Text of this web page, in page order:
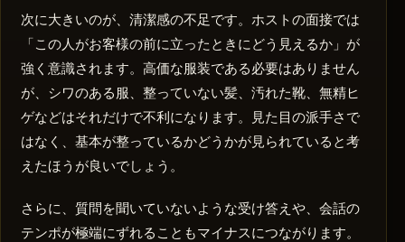
次に大きいのが、清潔感の不足です。ホストの面接では
「この人がお客様の前に立ったときにどう見えるか」が
強く意識されます。高価な服装である必要はありません
が、シワのある服、整っていない髪、汚れた靴、無精ヒ
ゲなどはそれだけで不利になります。見た目の派手さで
はなく、基本が整っているかどうかが見られていると考
えたほうが良いでしょう。
さらに、質問を聞いていないような受け答えや、会話の
テンポが極端にずれることもマイナスにつながります。